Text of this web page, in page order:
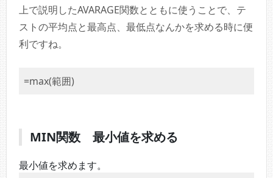
上で説明したAVARAGE関数とともに使うことで、テ
ストの平均点と最高点、最低点なんかを求める時に便
利ですね。
=max(範囲)
MIN関数 最小値を求める
最小値を求めます。